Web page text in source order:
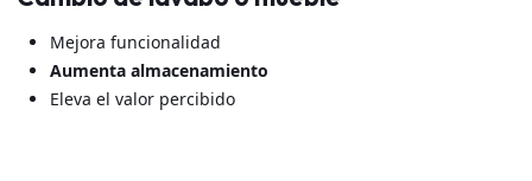
Mejora funcionalidad
Aumenta almacenamiento
Eleva el valor percibido